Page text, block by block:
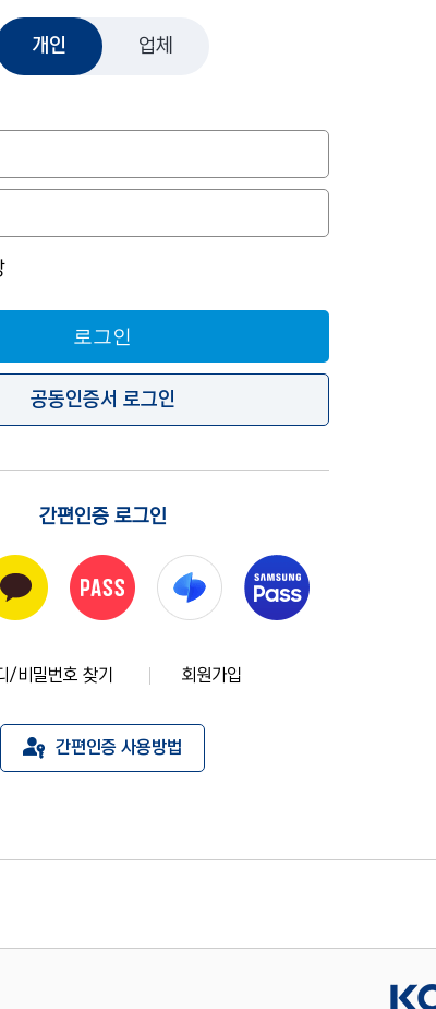
개인 업체
로그인
공동인증서 로그인
간편인증 로그인
/비밀번호 찾기 회원가입
간편인증 사용방법